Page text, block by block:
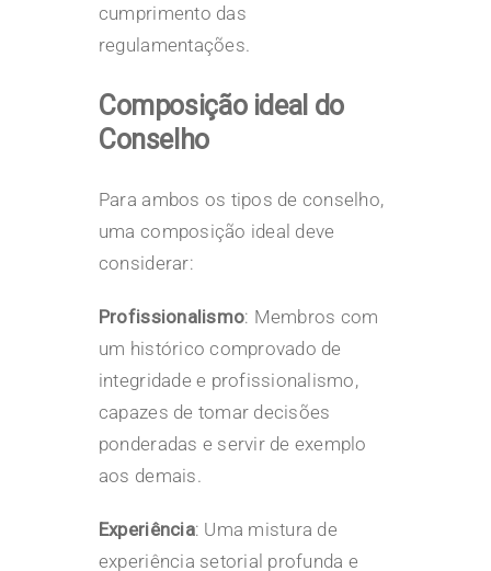
cumprimento das
regulamentações.
Composição ideal do
Conselho
Para ambos os tipos de conselho,
uma composição ideal deve
considerar:
Profissionalismo: Membros com
um histórico comprovado de
integridade e profissionalismo,
capazes de tomar decisões
ponderadas e servir de exemplo
aos demais.
Experiência: Uma mistura de
experiência setorial profunda e